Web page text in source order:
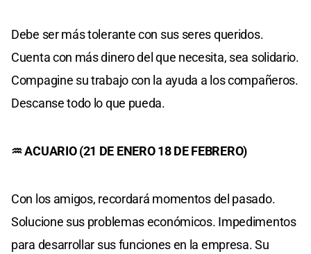
Debe ser más tolerante con sus seres queridos.
Cuenta con más dinero del que necesita, sea solidario.
Compagine su trabajo con la ayuda a los compañeros.
Descanse todo lo que pueda.
♒ ACUARIO (21 DE ENERO 18 DE FEBRERO)
Con los amigos, recordará momentos del pasado.
Solucione sus problemas económicos. Impedimentos
para desarrollar sus funciones en la empresa. Su